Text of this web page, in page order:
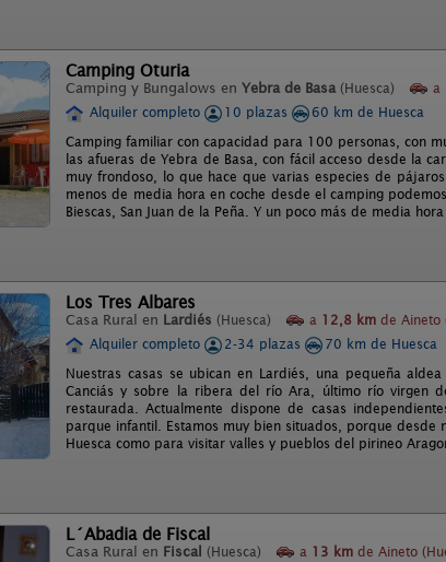
Camping Oturia
Camping y Bungalows en Yebra de Basa (Huesca) a
Alquiler completo
10 plazas
60 km de Huesca
Camping familiar con capacidad para 100 personas, con
las afueras de Yebra de Basa, con fácil acceso desde la
muy frondoso, lo que hace que varias especies de
menos de media hora en coche desde el camping
Biescas, San Juan de la Peña. Y un poco más de media hora
Los Tres Albares
Casa Rural en Lardiés (Huesca) a 12,8 km de Aineto
Alquiler completo
2-34 plazas
70 km de Huesca
Nuestras casas se ubican en Lardiés, una pequeña
Canciás y sobre la ribera del río Ara, último río virgen
restaurada. Actualmente dispone de casas
parque infantil. Estamos muy bien situados, porque desde
Huesca como para visitar valles y pueblos del pirineo
L´Abadia de Fiscal
Casa Rural en Fiscal (Huesca) a 13 km de Aineto